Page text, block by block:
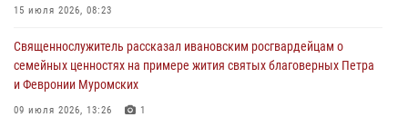
занятие с вопитанниками детского лагеря
Координационный совет по взаимодействию с частными
15 июля 2026, 08:23
Священнослужитель рассказал ивановским росгвардейцам о
семейных ценностях на примере жития святых благоверных Петра
и Февронии Муромских
09 июля 2026, 13:26 1